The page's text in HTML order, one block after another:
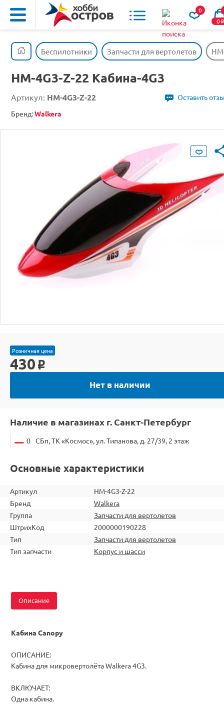
0
0o
Беспилотники Запчасти для вертолетов
HM-4G3-Z-22 Кабина-4G3
Артикул: HM-4G3-Z-22
Оставить
Бренд:Walkera
Розничная цена
430 o
Нет в наличии
Наличие в магазинах г. Санкт-Петербург
0 СБп, ТК «Космос», ул. Типанова, д. 27/39, 2 этаж
Основные характеристики
Артикул
HM-4G3-Z-22
Бренд
Walkera
Группа
Запчасти для вертолетов
ШтрихКод
2000000190228
Тип
Запчасти для вертолетов
Тип запчасти
Корпус и шасси
Описание
Кабина Canopy
ОПИСАНИЕ:
Кабина для микровертолёта Walkera 4G3.
ВКЛЮЧАЕТ:
Одна кабина.